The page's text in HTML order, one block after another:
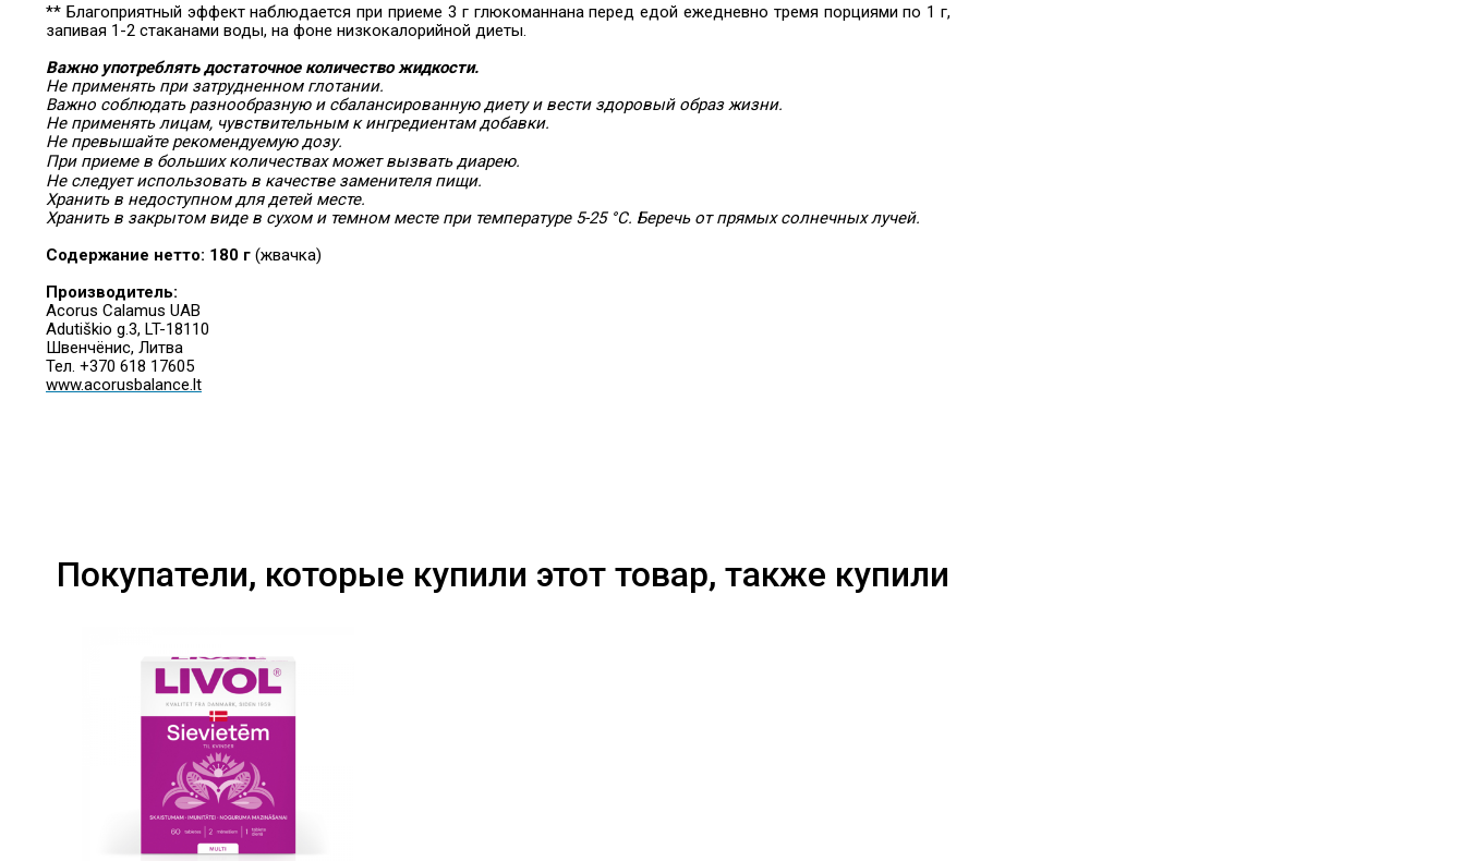
** Благоприятный эффект наблюдается при приеме 3 г глюкоманнана перед едой ежедневно тремя порциями по 1 г,
запивая 1-2 стаканами воды, на фоне низкокалорийной диеты.
Важно употреблять достаточное количество жидкости.
Не применять при затрудненном глотании.
Важно соблюдать разнообразную и сбалансированную диету и вести здоровый образ жизни.
Не применять лицам, чувствительным к ингредиентам добавки.
Не превышайте рекомендуемую дозу.
При приеме в больших количествах может вызвать диарею.
Не следует использовать в качестве заменителя пищи.
Хранить в недоступном для детей месте.
Хранить в закрытом виде в сухом и темном месте при температуре 5-25 °C. Беречь от прямых солнечных лучей.
Содержание нетто: 180 г (жвачка)
Производитель:
Acorus Calamus UAB
Adutiškio g.3, LT-18110
Швенчёнис, Литва
Тел. +370 618 17605
www.acorusbalance.lt
Покупатели, которые купили этот товар, также купили